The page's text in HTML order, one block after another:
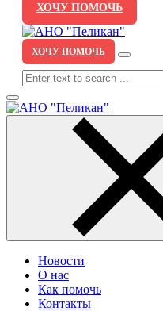
ХОЧУ ПОМОЧЬ
ХОЧУ ПОМОЧЬ
Search
Новости
О нас
Как помочь
Контакты